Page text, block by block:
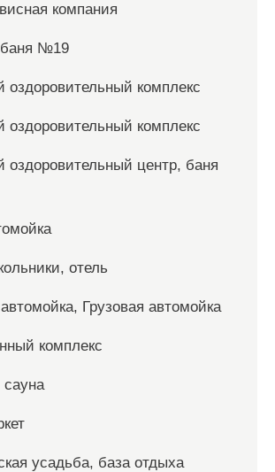
компания
баня №19
оздоровительный комплекс
оздоровительный комплекс
оздоровительный центр, баня
отель
Грузовая автомойка
комплекс
сауна
усадьба, база отдыха